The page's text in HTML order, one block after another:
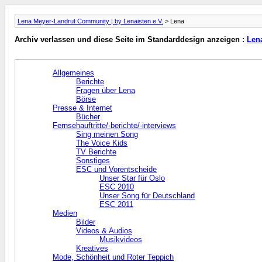
Lena Meyer-Landrut Community | by Lenaisten e.V. > Lena
Archiv verlassen und diese Seite im Standarddesign anzeigen :
Allgemeines
Berichte
Fragen über Lena
Börse
Presse & Internet
Bücher
Fernsehauftritte/-berichte/-interviews
Sing meinen Song
The Voice Kids
TV Berichte
Sonstiges
ESC und Vorentscheide
Unser Star für Oslo
ESC 2010
Unser Song für Deutschland
ESC 2011
Medien
Bilder
Videos & Audios
Musikvideos
Kreatives
Mode, Schönheit und Roter Teppich